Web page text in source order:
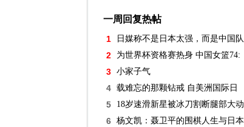
一周回复热帖
1 日媒称不是日本太强，而是中国队
2 为世界杯资格赛热身 中国女篮74:
3 小家子气
4 载难忘的那颗钻戒 自美洲国际日
5 18岁速滑新星被冰刀割断腿部大动
6 杨文凯：聂卫平的围棋人生与日本